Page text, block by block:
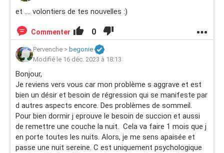
et .... volontiers de tes nouvelles :)
Commenter 0
Pervenche > begonie
Modifié le 16 déc. 2023 à 18:13
Bonjour,
Je reviens vers vous car mon problème s aggrave et est
bien un désir et besoin de régression qui se manifeste par
d autres aspects encore. Des problèmes de sommeil.
Pour bien dormir j eprouve le besoin de succion et aussi
de remettre une couche la nuit. Cela va faire 1 mois que j
en porte toutes les nuits. Alors, je me sens apaisée et
passe une nuit sereine. C est uniquement psychologique